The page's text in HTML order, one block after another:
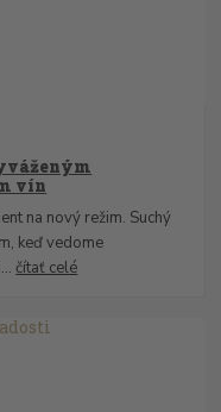
vín
na nový režim. Suchý
keď vedome
čítať celé